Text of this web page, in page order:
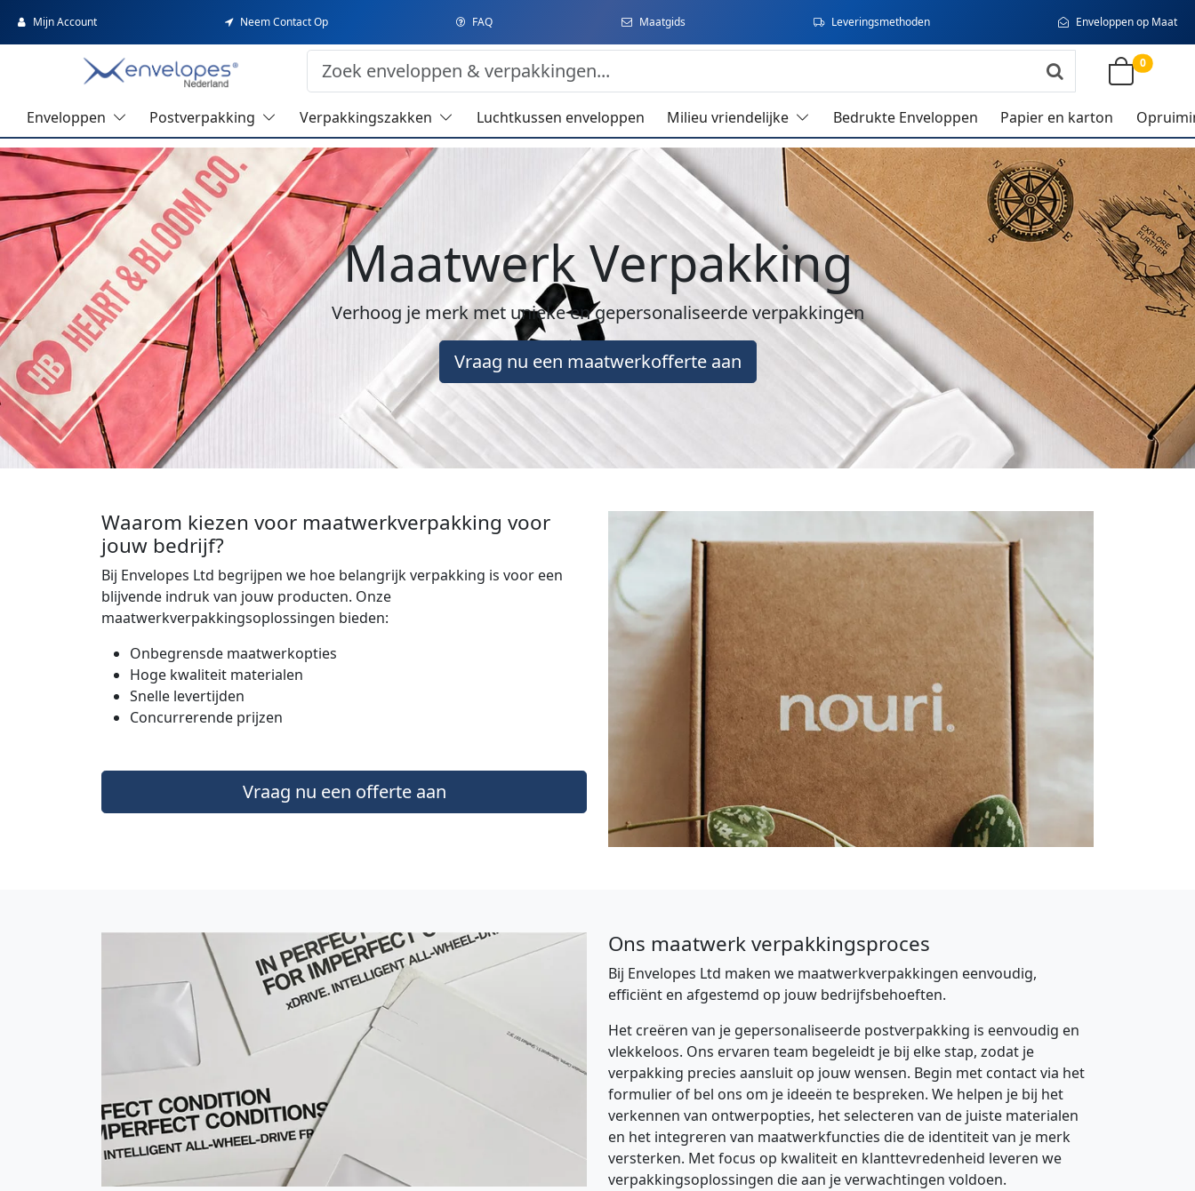
Mijn Account Neem Contact Op FAQ Maatgids Leveringsmethoden Enveloppen op Maat
0
Enveloppen Postverpakking Verpakkingszakken Luchtkussen enveloppen Milieu vriendelijke Bedrukte Enveloppen Papier en karton
Maatwerk Verpakking
Verhoog je merk met unieke en gepersonaliseerde verpakkingen
Vraag nu een maatwerkofferte aan
Waarom kiezen voor maatwerkverpakking voor
jouw bedrijf?
Bij Envelopes Ltd begrijpen we hoe belangrijk verpakking is voor een
blijvende indruk van jouw producten. Onze
maatwerkverpakkingsoplossingen bieden:
Onbegrensde maatwerkopties
Hoge kwaliteit materialen
Snelle levertijden
Concurrerende prijzen
Vraag nu een offerte aan
Ons maatwerk verpakkingsproces
Bij Envelopes Ltd maken we maatwerkverpakkingen eenvoudig,
efficiënt en afgestemd op jouw bedrijfsbehoeften.
Het creëren van je gepersonaliseerde postverpakking is eenvoudig en
vlekkeloos. Ons ervaren team begeleidt je bij elke stap, zodat je
verpakking precies aansluit op jouw wensen. Begin met contact via het
formulier of bel ons om je ideeën te bespreken. We helpen je bij het
verkennen van ontwerpopties, het selecteren van de juiste materialen
en het integreren van maatwerkfuncties die de identiteit van je merk
versterken. Met focus op kwaliteit en klanttevredenheid leveren we
verpakkingsoplossingen die aan je verwachtingen voldoen.